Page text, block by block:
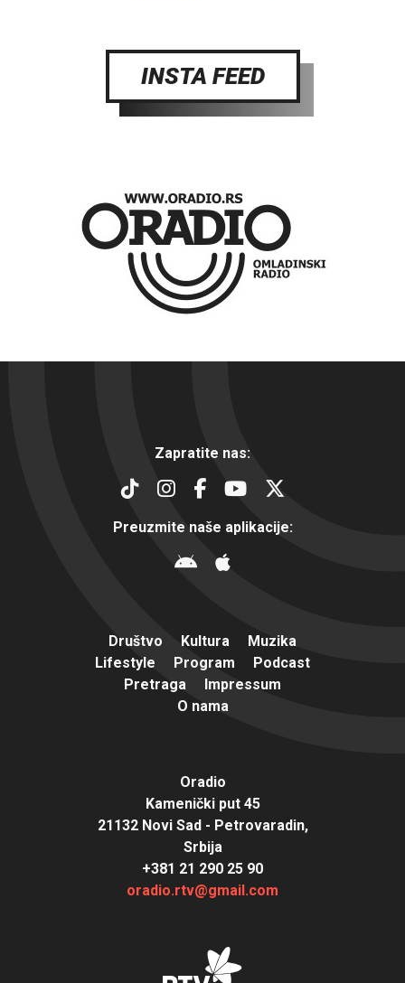
INSTA FEED
Zapratite nas:
Preuzmite naše aplikacije:
Društvo Kultura
Muzika
Lifestyle
Program
Podcast
Pretraga
Impressum
O nama
Oradio
Kamenički put 45
21132 Novi Sad - Petrovaradin,
Srbija
+381 21 290 25 90
oradio.rtv@gmail.com